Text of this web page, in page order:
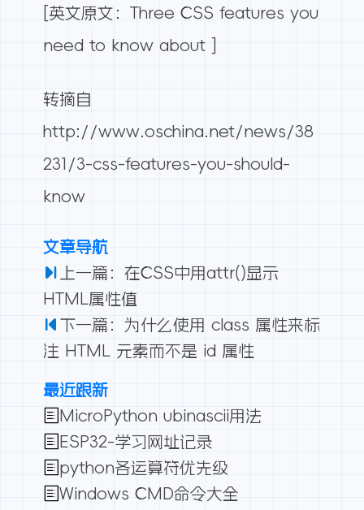
[英文原文： Three CSS features you
need to know about]
转摘自
http://www.oschina.net/news/38
231/3-css-features-you-should-
know
文章导航
上一篇：在CSS中用attr()显示
HTML属性值
下一篇：为什么使用 class 属性来标
注 HTML 元素而不是 id 属性
最近跟新
MicroPython ubinascii用法
ESP32-学习网址记录
python各运算符优先级
Windows CMD命令大全